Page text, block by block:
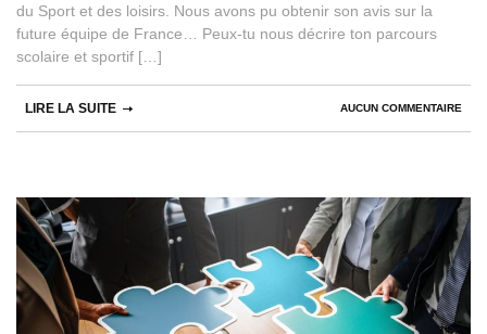
du Sport et des loisirs. Nous avons pu obtenir son avis sur la
future équipe de France… Peux-tu nous décrire ton parcours
scolaire et sportif […]
AUCUN COMMENTAIRE
LIRE LA SUITE